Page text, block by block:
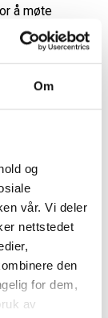
Om
og
vår. Vi deler
nettstedet
den
for dem,
av
å møte
og
blant